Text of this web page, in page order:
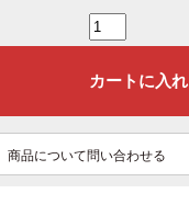
商品について問い合わせる